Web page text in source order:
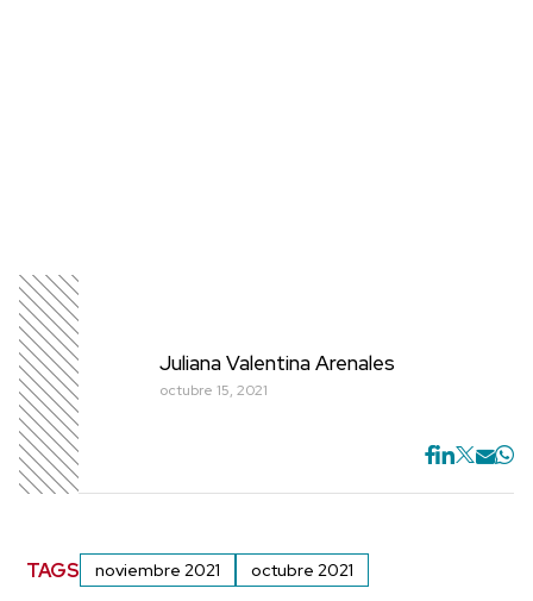
Juliana Valentina Arenales
octubre 15, 2021
TAGS noviembre 2021 octubre 2021